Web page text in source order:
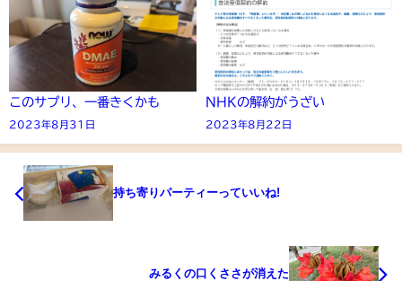
このサプリ、一番きくかも
2023年8月31日
NHKの解約がうざい
2023年8月22日
持ち寄りパーティーっていいね!
みるくの口くささが消えた